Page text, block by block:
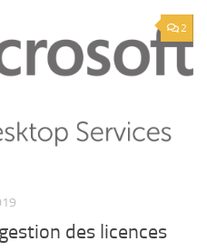
2
des licences